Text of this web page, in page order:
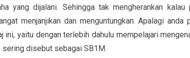
yang dijalani. Sehingga tak mengherankan kalau
menjanjikan dan menguntungkan. Apalagi anda
yaitu dengan terlebih dahulu mempelajari
disebut sebagai SB1M.